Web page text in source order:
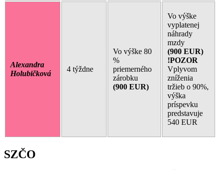
Alexandra
Holubičková
4 týždne
Vo výške 80
%
priemerného
zárobku
(900 EUR)
Vo výške
vyplatenej
náhrady
mzdy
(900 EUR)
!POZOR
Vplyvom
zníženia
tržieb o 90%,
výška
príspevku
predstavuje
540 EUR
SZČO